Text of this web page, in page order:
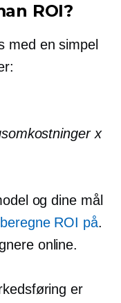
ROI?
med en simpel
x
og dine mål
ROI på.
online.
er